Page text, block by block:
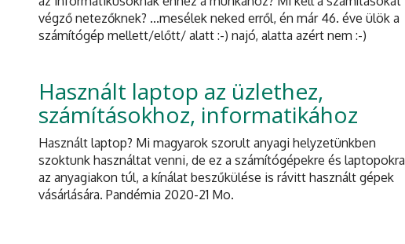
végző netezőknek? ...mesélek neked erről, én már 46. éve ülök a
számítógép mellett/előtt/ alatt :-) najó, alatta azért nem :-)
Használt laptop az üzlethez,
számításokhoz, informatikához
Használt laptop? Mi magyarok szorult anyagi helyzetünkben
szoktunk használtat venni, de ez a számítógépekre és laptopokra
az anyagiakon túl, a kínálat beszűkülése is rávitt használt gépek
vásárlására. Pandémia 2020-21 Mo.